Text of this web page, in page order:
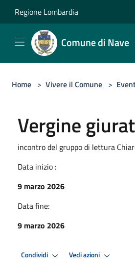
Regione Lombardia
Comune di Nave
Home > Vivere il Comune >
Vergine
incontro del gruppo di lettura
Data inizio :
9 marzo 2026
Data fine:
9 marzo 2026
Condividi Vedi azioni